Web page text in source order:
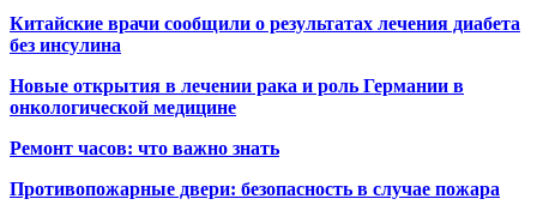
Китайские врачи сообщили о результатах лечения диабета
без инсулина
Новые открытия в лечении рака и роль Германии в
онкологической медицине
Ремонт часов: что важно знать
Противопожарные двери: безопасность в случае пожара